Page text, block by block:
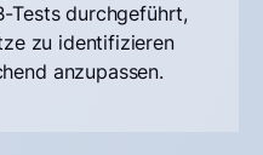
Tests durchgeführt,
zu identifizieren
anzupassen.